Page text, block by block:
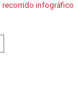
recorrido infográfico